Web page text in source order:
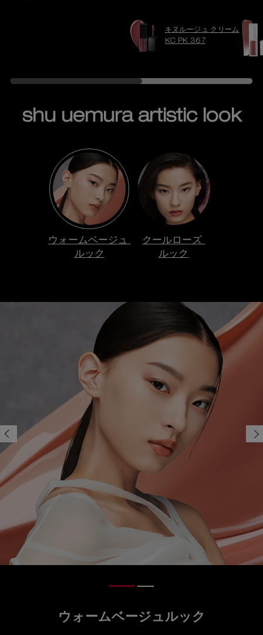
キヌルージュ クリーム
KC PK 367
コンテンツ「 shu uemura artistic look」
shu uemura artistic look
ウォームベージュ
ルック
クールローズ
ルック
ウォームベージュルック